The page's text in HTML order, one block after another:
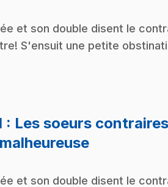
et son double disent le
S'ensuit une petite
: Les soeurs
.
et son double disent le